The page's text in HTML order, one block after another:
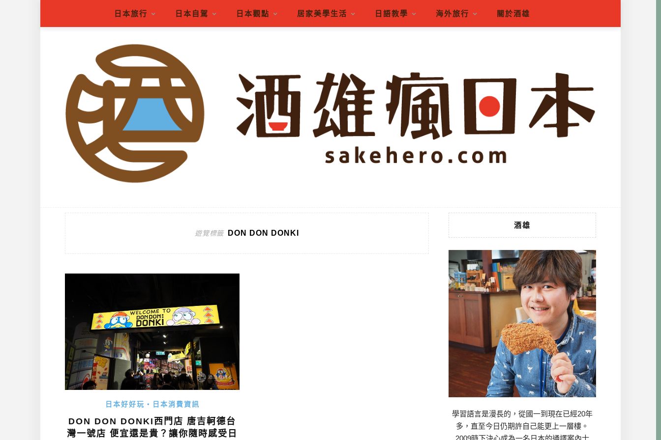
日本旅行 日本自駕 日本觀點 居家美學生活 日語教學 海外旅行 關於酒雄
遊覽標籤 DON DON DONKI
日本好好玩・日本消費資訊
DON DON DONKI西門店 唐吉軻德台
灣一號店 便宜還是貴？讓你隨時感受日
酒雄
學習語言是漫長的，從國一到現在已經20年
多，直至今日仍期許自己能更上一層樓。
2009時下決心成為一名日本的通譯案內士